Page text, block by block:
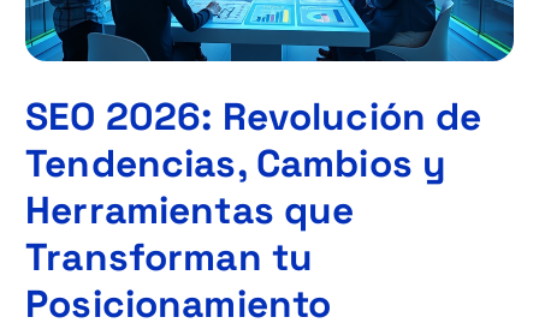
SEO 2026: Revolución de
Tendencias, Cambios y
Herramientas que
Transforman tu
Posicionamiento